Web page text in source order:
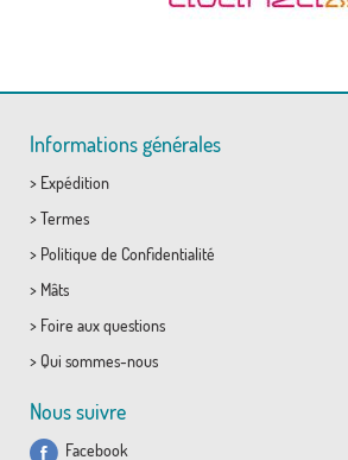
Informations générales
> Expédition
> Termes
> Politique de Confidentialité
> Mâts
> Foire aux questions
> Qui sommes-nous
Nous suivre
Facebook